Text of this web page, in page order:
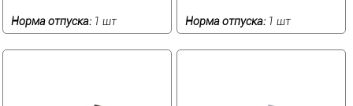
Норма отпуска: 1 шт Норма отпуска: 1 шт